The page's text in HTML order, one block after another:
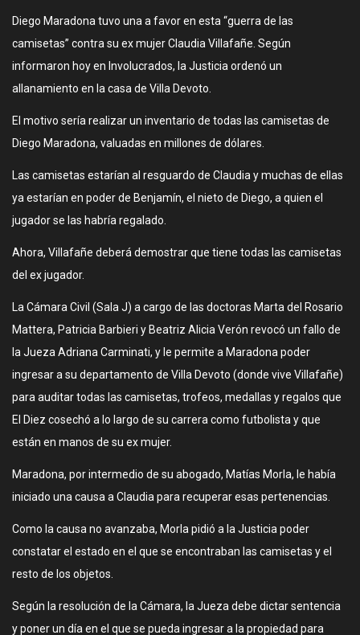
Diego Maradona tuvo una a favor en esta “guerra de las
camisetas” contra su ex mujer Claudia Villafañe. Según
informaron hoy en Involucrados, la Justicia ordenó un
allanamiento en la casa de Villa Devoto.
El motivo sería realizar un inventario de todas las camisetas de
Diego Maradona, valuadas en millones de dólares.
Las camisetas estarían al resguardo de Claudia y muchas de ellas
ya estarían en poder de Benjamín, el nieto de Diego, a quien el
jugador se las habría regalado.
Ahora, Villafañe deberá demostrar que tiene todas las camisetas
del ex jugador.
La Cámara Civil (Sala J) a cargo de las doctoras Marta del Rosario
Mattera, Patricia Barbieri y Beatriz Alicia Verón revocó un fallo de
la Jueza Adriana Carminati, y le permite a Maradona poder
ingresar a su departamento de Villa Devoto (donde vive Villafañe)
para auditar todas las camisetas, trofeos, medallas y regalos que
El Diez cosechó a lo largo de su carrera como futbolista y que
están en manos de su ex mujer.
Maradona, por intermedio de su abogado, Matías Morla, le había
iniciado una causa a Claudia para recuperar esas pertenencias.
Como la causa no avanzaba, Morla pidió a la Justicia poder
constatar el estado en el que se encontraban las camisetas y el
resto de los objetos.
Según la resolución de la Cámara, la Jueza debe dictar sentencia
y poner un día en el que se pueda ingresar a la propiedad para